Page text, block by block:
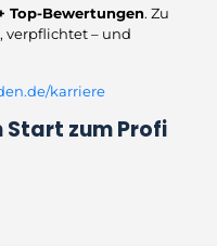
Top-Bewertungen. Zu
verpflichtet – und
karriere
Start zum Profi